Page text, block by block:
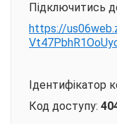
Підключитись
https://
Ідентифікатор
Код доступу: